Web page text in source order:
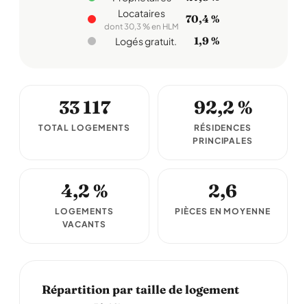
Locataires
dont 30,3 % en HLM
70,4 %
Logés gratuit. 1,9 %
33 117
TOTAL LOGEMENTS
92,2 %
RÉSIDENCES
PRINCIPALES
4,2 %
LOGEMENTS
VACANTS
2,6
PIÈCES EN MOYENNE
Répartition par taille de logement